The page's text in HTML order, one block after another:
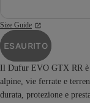
Size Guide
ESAURITO
Il Dufur EVO GTX RR è
alpine, vie ferrate e
durata, protezione e